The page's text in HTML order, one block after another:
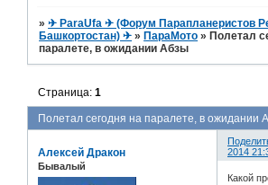
»✈ ParaUfa ✈ (Форум Парапланеристов
Башкортостан) ✈ » ПараМото » Полетал
паралете, в ожидании Абзы
Полетал сегодня на паралете, в ожидании
Страница:1
2014
Алексей Дракон
Бывалый
Какой